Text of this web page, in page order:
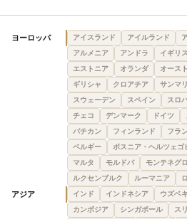
ヨーロッパ アイスランド アイルランド
アルメニア
アンドラ イギリス
エストニア
オランダ オース
ギリシャ
クロアチア サンマ
スウェーデン
スペイン スロ
チェコ
デンマーク ドイツ
バチカン
フィンランド フラ
ベルギー
ボスニア・ヘルツェゴ
マルタ
モルドバ モンテネグロ
ルクセンブルク
ルーマニア
アジア インド インドネシア ウズベ
カンボジア
シンガポール ス